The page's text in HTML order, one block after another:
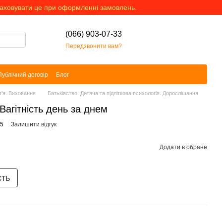
це при оформленні замовлень.
(066) 903-07-33
Передзвонити вам?
договір Блог
Виховання Батьківство. Дитяча та підліткова психологія. Дорослішання
день за днем
Залишити відгук
Додати в обране